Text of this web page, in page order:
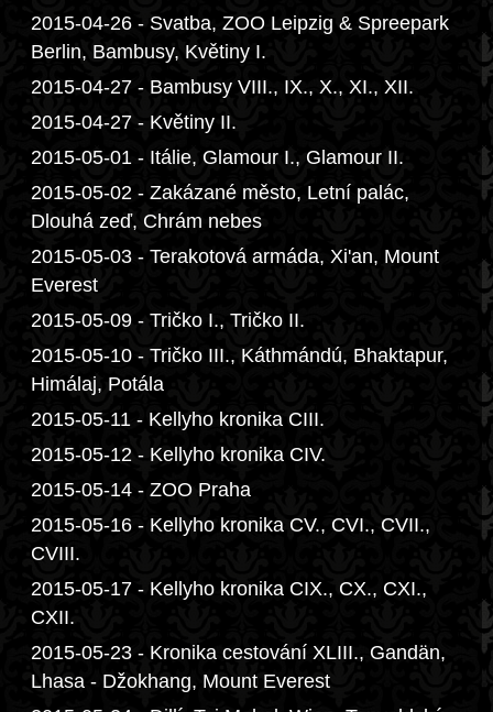
2015-04-26 - Svatba, ZOO Leipzig & Spreepark
Berlin, Bambusy, Květiny I.
2015-04-27 - Bambusy VIII., IX., X., XI., XII.
2015-04-27 - Květiny II.
2015-05-01 - Itálie, Glamour I., Glamour II.
2015-05-02 - Zakázané město, Letní palác,
Dlouhá zeď, Chrám nebes
2015-05-03 - Terakotová armáda, Xi'an, Mount
Everest
2015-05-09 - Tričko I., Tričko II.
2015-05-10 - Tričko III., Káthmándú, Bhaktapur,
Himálaj, Potála
2015-05-11 - Kellyho kronika CIII.
2015-05-12 - Kellyho kronika CIV.
2015-05-14 - ZOO Praha
2015-05-16 - Kellyho kronika CV., CVI., CVII.,
CVIII.
2015-05-17 - Kellyho kronika CIX., CX., CXI.,
CXII.
2015-05-23 - Kronika cestování XLIII., Gandän,
Lhasa - Džokhang, Mount Everest